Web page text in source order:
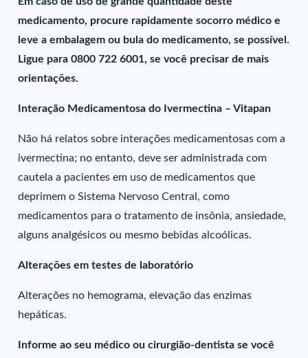
medicamento, procure rapidamente socorro médico e
leve a embalagem ou bula do medicamento, se possível.
Ligue para 0800 722 6001, se você precisar de mais
orientações.
Interação Medicamentosa do Ivermectina – Vitapan
Não há relatos sobre interações medicamentosas com a
ivermectina; no entanto, deve ser administrada com
cautela a pacientes em uso de medicamentos que
deprimem o Sistema Nervoso Central, como
medicamentos para o tratamento de insônia, ansiedade,
alguns analgésicos ou mesmo bebidas alcoólicas.
Alterações em testes de laboratório
Alterações no hemograma, elevação das enzimas
hepáticas.
Informe ao seu médico ou cirurgião-dentista se você